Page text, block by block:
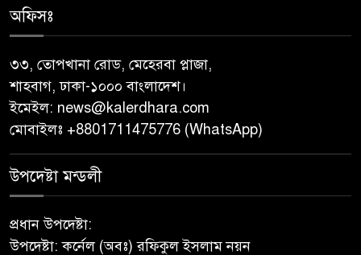
নেছারাবাদের বলদিয়ায় বিয়ের
দাবিতে ছেলের বাড়িতে প্রেমিকার
অনশন : থানায় অভিযোগ
অফিসঃ
৩৩, তোপখানা রোড, মেহেরবা প্লাজা,
শাহবাগ, ঢাকা-১০০০ বাংলাদেশ।
ইমেইল: news@kalerdhara.com
মোবাইলঃ +8801711475776 (WhatsApp)
উপদেষ্টা মন্ডলী
প্রধান উপদেষ্টা:
উপদেষ্টা: কর্নেল (অবঃ) রফিকুল ইসলাম নয়ন